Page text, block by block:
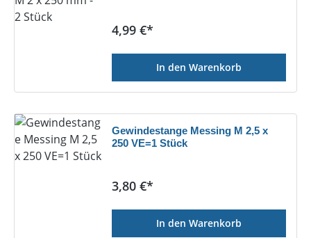
Regulärer Preis:
4,99 €*
In den Warenkorb
Gewindestange Messing M 2,5 x
250 VE=1 Stück
Regulärer Preis:
3,80 €*
In den Warenkorb